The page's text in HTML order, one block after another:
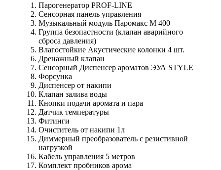
Парогенератор PROF-LINE
Сенсорная панель управления
Музыкальный модуль Паромакс М 400
Группа безопастности (клапан аварийного
сброса давления)
Влагостойкие Акустические колонки 4 шт.
Дренажный клапан
Сенсорный Диспенсер ароматов ЭУА STYLE
Форсунка
Диспенсер от накипи
Клапан залива воды
Кнопки подачи аромата и пара
Датчик температуры
Фитинги
Очиститель от накипи 1л
Диммерный преобразователь с резистивной
нагрузкой
Кабель управления 5 метров
Комплект пробников арома